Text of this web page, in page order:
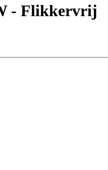
- Flikkervrij